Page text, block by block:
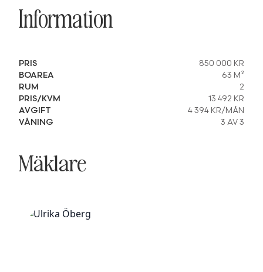
Information
PRIS
850 000 KR
BOAREA
63 M²
RUM
2
PRIS/KVM
13 492 KR
AVGIFT
4 394 KR/MÅN
VÅNING
3 AV 3
Mäklare